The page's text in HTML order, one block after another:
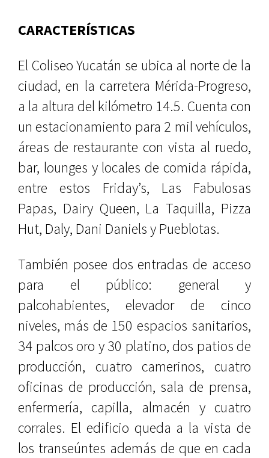
CARACTERÍSTICAS
El Coliseo Yucatán se ubica al norte de la
ciudad, en la carretera Mérida-Progreso,
a la altura del kilómetro 14.5. Cuenta con
un estacionamiento para 2 mil vehículos,
áreas de restaurante con vista al ruedo,
bar, lounges y locales de comida rápida,
entre estos Friday’s, Las Fabulosas
Papas, Dairy Queen, La Taquilla, Pizza
Hut, Daly, Dani Daniels y Pueblotas.
También posee dos entradas de acceso
para el público: general y
palcohabientes, elevador de cinco
niveles, más de 150 espacios sanitarios,
34 palcos oro y 30 platino, dos patios de
producción, cuatro camerinos, cuatro
oficinas de producción, sala de prensa,
enfermería, capilla, almacén y cuatro
corrales. El edificio queda a la vista de
los transeúntes además de que en cada